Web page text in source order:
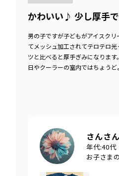
かわいい♪ 少し厚手
男の子ですが子どもがアイスク
てメッシュ加工されてテロテロ
ツと比べると厚手ぎみになりま
日やクーラーの室内ではちょうど
さんさん
年代:40代
お子さま